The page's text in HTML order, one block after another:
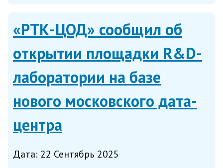
правительства, аналитических
«РТК-ЦОД» сообщил об
открытии площадки R&D-
лаборатории на базе
нового московского дата-
центра
Дата: 22 Сентябрь 2025